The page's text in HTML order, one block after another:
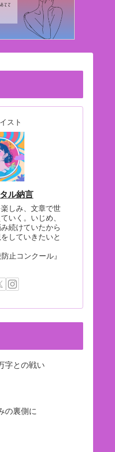
スト
ル納言
しみ、文章で世
いく。いじめ、
続けていたから
していきたいと
止コンクール』
字との戦い
の裏側に